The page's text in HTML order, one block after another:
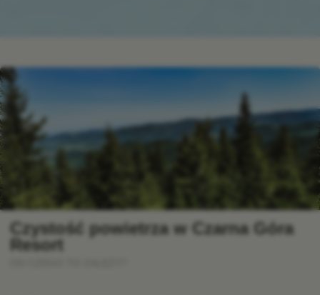
Czystość powietrza w Czarna Góra
Resort